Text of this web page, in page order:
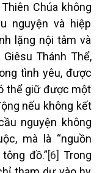
Chúa không
nguyện và hiệp
lặng nội tâm và
Thánh Thể,
tình yêu, được
thể giữ được một
nếu không kết
nguyện không
mà là “nguồn
đồ.”[6] Trong